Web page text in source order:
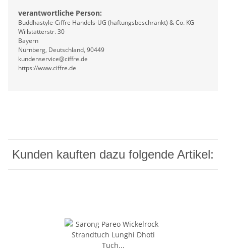
verantwortliche Person:
Buddhastyle-Ciffre Handels-UG (haftungsbeschränkt) & Co. KG
Willstätterstr. 30
Bayern
Nürnberg, Deutschland, 90449
kundenservice@ciffre.de
https://www.ciffre.de
Kunden kauften dazu folgende Artikel: